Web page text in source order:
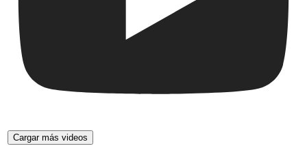
Cargar más videos